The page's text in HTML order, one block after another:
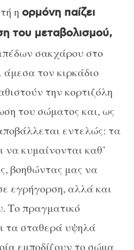
η ορμόνη παίζει
του μεταβολισμού,
σακχάρου στο
άμεσα τον κιρκάδιο
την κορτιζόλη
του σώματος και, ως
εντελώς: τα
να κυμαίνονται καθ’
βοηθώντας μας να
εγρήγορση, αλλά και
Το πραγματικό
τα σταθερά υψηλά
εμποδίζουν το σώμα